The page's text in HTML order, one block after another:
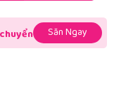
Săn Ngay